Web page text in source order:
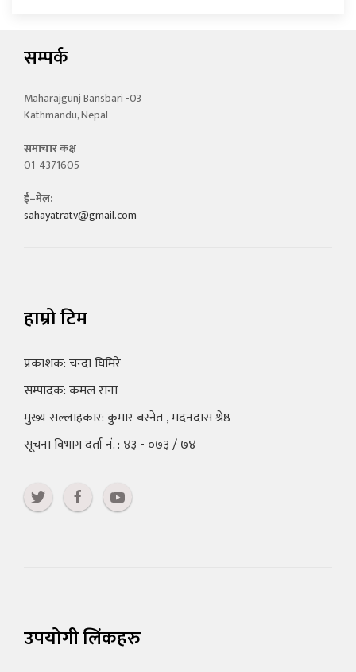
सम्पर्क
Maharajgunj Bansbari -03
Kathmandu, Nepal
समाचार कक्ष
01-4371605
ई–मेल:
sahayatratv@gmail.com
हाम्रो टिम
प्रकाशक: चन्दा घिमिरे
सम्पादक: कमल राना
मुख्य सल्लाहकार: कुमार बस्नेत , मदनदास श्रेष्ठ
सूचना विभाग दर्ता नं. : ४३ - ०७३ / ७४
उपयोगी लिंकहरु